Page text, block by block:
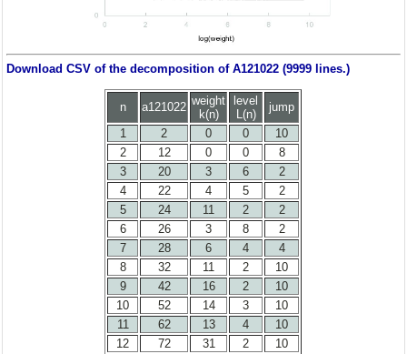
Download CSV of the decomposition of A121022 (9999 lines.)
n a121022 weight
k(n)
level
L(n)
jump
1
2 0 0
10
2
12 0 0
8
3
20 3 6
2
4
22 4 5
2
5
24 11 2
2
6
26 3 8
2
7
28 6 4
4
8
32 11 2
10
9
42 16 2
10
10
52 14 3
10
11
62 13 4
10
12
72 31 2
10